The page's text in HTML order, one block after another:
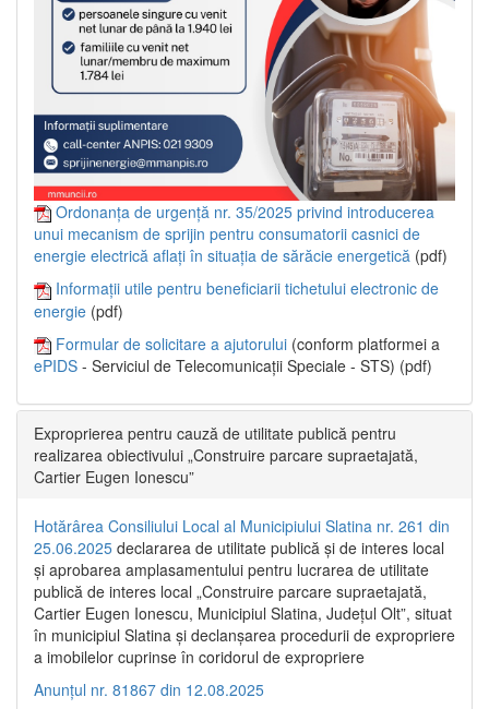
Ordonanța de urgență nr. 35/2025 privind introducerea
unui mecanism de sprijin pentru consumatorii casnici de
energie electrică aflați în situația de sărăcie energetică (pdf)
Informații utile pentru beneficiarii tichetului electronic de
energie (pdf)
Formular de solicitare a ajutorului (conform platformei a
ePIDS - Serviciul de Telecomunicații Speciale - STS) (pdf)
Exproprierea pentru cauză de utilitate publică pentru
realizarea obiectivului „Construire parcare supraetajată,
Cartier Eugen Ionescu”
Hotărârea Consiliului Local al Municipiului Slatina nr. 261 din
25.06.2025 declararea de utilitate publică și de interes local
și aprobarea amplasamentului pentru lucrarea de utilitate
publică de interes local „Construire parcare supraetajată,
Cartier Eugen Ionescu, Municipiul Slatina, Județul Olt”, situat
în municipiul Slatina și declanșarea procedurii de expropriere
a imobilelor cuprinse în coridorul de expropriere
Anunțul nr. 81867 din 12.08.2025